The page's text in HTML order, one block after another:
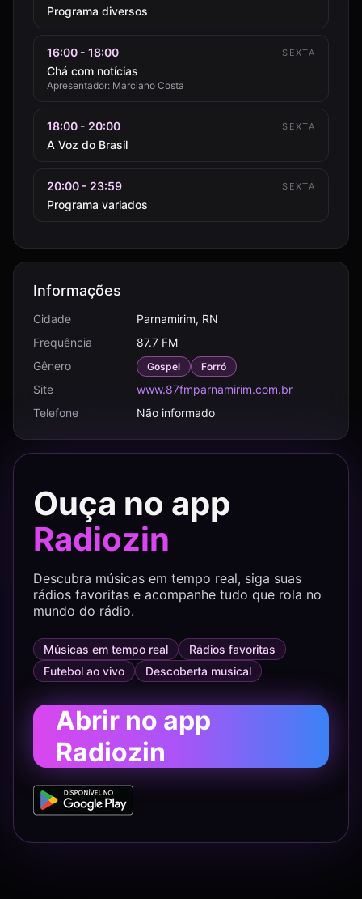
Programa diversos
16:00 - 18:00 SEXTA
Chá com notícias
Apresentador: Marciano Costa
18:00 - 20:00 SEXTA
A Voz do Brasil
20:00 - 23:59 SEXTA
Programa variados
Informações
Cidade
Parnamirim, RN
Frequência
87.7 FM
Gênero
Gospel Forró
Site
www.87fmparnamirim.com.br
Telefone
Não informado
Ouça no app
Radiozin
Descubra músicas em tempo real, siga suas
rádios favoritas e acompanhe tudo que rola no
mundo do rádio.
Músicas em tempo real
Rádios favoritas
Futebol ao vivo
Descoberta musical
Abrir no app
Radiozin